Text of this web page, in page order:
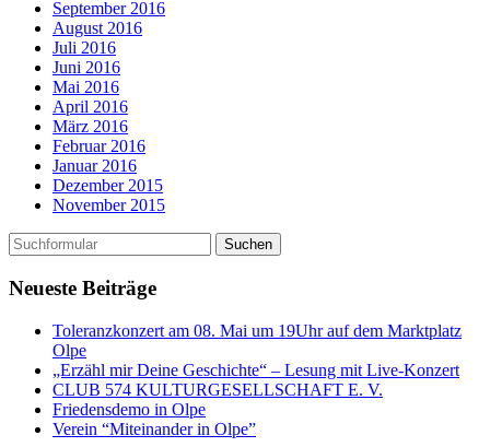
September 2016
August 2016
Juli 2016
Juni 2016
Mai 2016
April 2016
März 2016
Februar 2016
Januar 2016
Dezember 2015
November 2015
Neueste Beiträge
Toleranzkonzert am 08. Mai um 19Uhr auf dem Marktplatz
Olpe
„Erzähl mir Deine Geschichte“ – Lesung mit Live-Konzert
CLUB 574 KULTURGESELLSCHAFT E. V.
Friedensdemo in Olpe
Verein “Miteinander in Olpe”